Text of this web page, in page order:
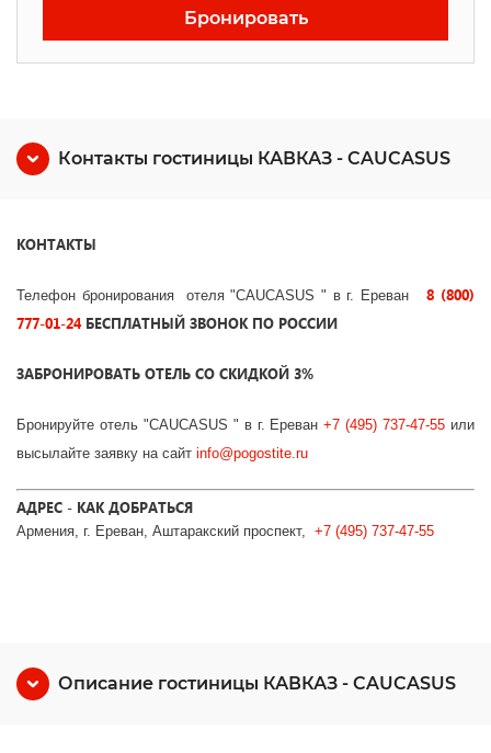
Бронировать
Контакты гостиницы КАВКАЗ - CAUCASUS
КОНТАКТЫ
Телефон бронирования отеля "CAUCASUS " в г. Ереван
8 (800)
777-01-24БЕСПЛАТНЫЙ ЗВОНОК ПО РОССИИ
ЗАБРОНИРОВАТЬ ОТЕЛЬ СО СКИДКОЙ 3%
Бронируйте отель "CAUCASUS " в г. Ереван +7 (495) 737-47-55 или
высылайте заявку на сайт info@pogostite.ru
АДРЕС - КАК ДОБРАТЬСЯ
Армения, г. Ереван, Аштаракский проспект, +7 (495) 737-47-55
Описание гостиницы КАВКАЗ - CAUCASUS